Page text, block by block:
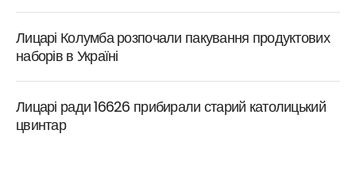
Лицарі Колумба розпочали пакування продуктових
наборів в Україні
Лицарі ради 16626 прибирали старий католицький
цвинтар